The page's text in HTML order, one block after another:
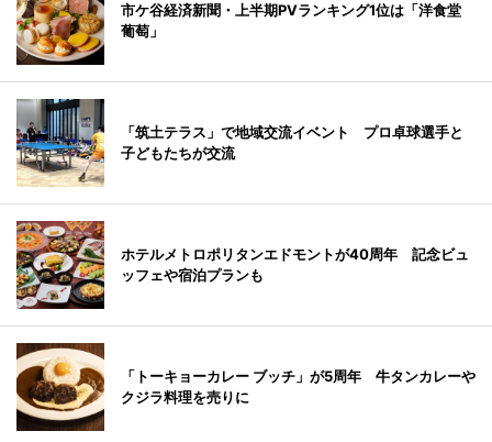
市ケ谷経済新聞・上半期PVランキング1位は「洋食堂
葡萄」
「筑土テラス」で地域交流イベント プロ卓球選手と
子どもたちが交流
ホテルメトロポリタンエドモントが40周年 記念ビュ
ッフェや宿泊プランも
「トーキョーカレー ブッチ」が5周年 牛タンカレーや
クジラ料理を売りに